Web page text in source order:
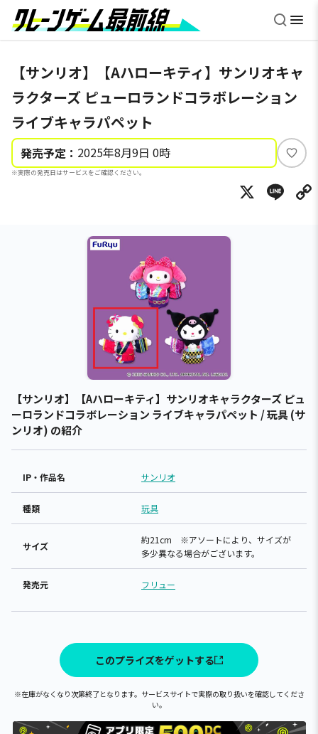
【サンリオ】【Aハローキティ】サンリオキャ
ラクターズ ピューロランドコラボレーション
ライブキャラパペット
発売予定： 2025年8月9日 0時
※実際の発売日はサービスをご確認ください。
い
ね
X
【サンリオ】【Aハローキティ】サンリオキャラクターズ ピュ
ーロランドコラボレーション ライブキャラパペット / 玩具 (サ
ンリオ) の紹介
IP・作品名 サンリオ
種類 玩具
サイズ
約21cm ※アソートにより、サイズが
多少異なる場合がございます。
発売元 フリュー
このプライズをゲットする
※在庫がなくなり次第終了となります。サービスサイトで実際の取り扱いを確認してくださ
い。